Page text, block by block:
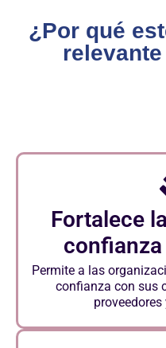
¿Por qué
Fortalece
Permite a las
confianza con sus